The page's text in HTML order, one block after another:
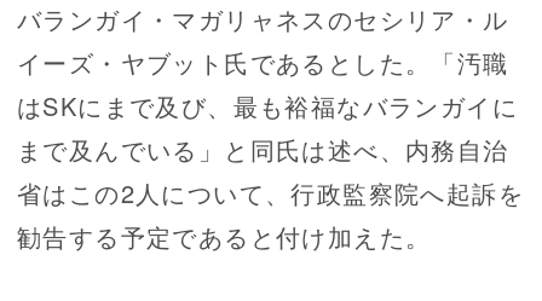
バランガイ・マガリャネスのセシリア・ル
イーズ・ヤブット氏であるとした。「汚職
はSKにまで及び、最も裕福なバランガイに
まで及んでいる」と同氏は述べ、内務自治
省はこの2人について、行政監察院へ起訴を
勧告する予定であると付け加えた。